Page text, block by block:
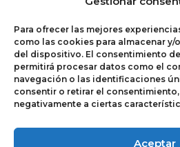
Para ofrecer las mejores
como las cookies para almacenar
del dispositivo. El consentimiento
permitirá procesar datos como el
navegación o las identificaciones
consentir o retirar el
negativamente a ciertas
Aceptar